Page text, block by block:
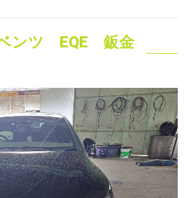
ンツ EQE 鈑金